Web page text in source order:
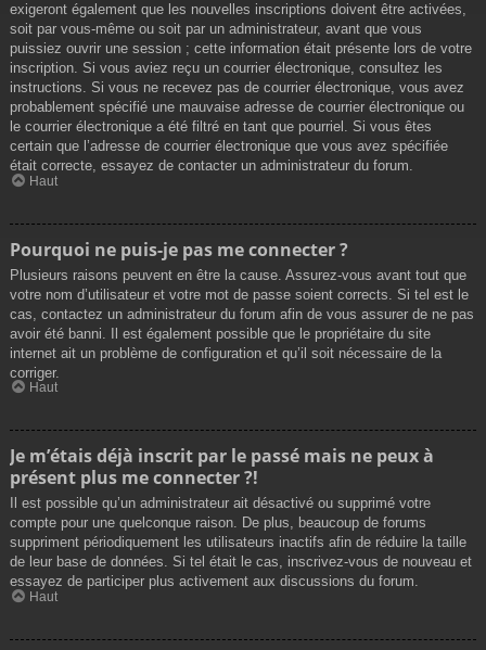
exigeront également que les nouvelles inscriptions doivent être activées,
soit par vous-même ou soit par un administrateur, avant que vous
puissiez ouvrir une session ; cette information était présente lors de votre
inscription. Si vous aviez reçu un courrier électronique, consultez les
instructions. Si vous ne recevez pas de courrier électronique, vous avez
probablement spécifié une mauvaise adresse de courrier électronique ou
le courrier électronique a été filtré en tant que pourriel. Si vous êtes
certain que l’adresse de courrier électronique que vous avez spécifiée
était correcte, essayez de contacter un administrateur du forum.
Haut
Pourquoi ne puis-je pas me connecter ?
Plusieurs raisons peuvent en être la cause. Assurez-vous avant tout que
votre nom d’utilisateur et votre mot de passe soient corrects. Si tel est le
cas, contactez un administrateur du forum afin de vous assurer de ne pas
avoir été banni. Il est également possible que le propriétaire du site
internet ait un problème de configuration et qu’il soit nécessaire de la
corriger.
Haut
Je m’étais déjà inscrit par le passé mais ne peux à
présent plus me connecter ?!
Il est possible qu’un administrateur ait désactivé ou supprimé votre
compte pour une quelconque raison. De plus, beaucoup de forums
suppriment périodiquement les utilisateurs inactifs afin de réduire la taille
de leur base de données. Si tel était le cas, inscrivez-vous de nouveau et
essayez de participer plus activement aux discussions du forum.
Haut